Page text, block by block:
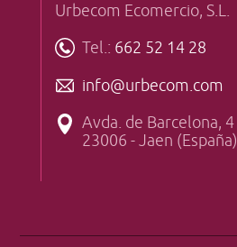
Urbecom Ecomercio, S.L.
Tel.: 662 52 14 28
info@urbecom.com
Avda. de Barcelona, 4
23006 - Jaen (España)